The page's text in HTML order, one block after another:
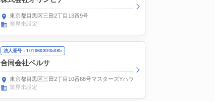
東京都目黒区三田2丁目13番9号
業界未設定
法人番号：1010603005385
合同会社ベルサ
東京都目黒区三田2丁目10番68号マスターズYハウス302
業界未設定